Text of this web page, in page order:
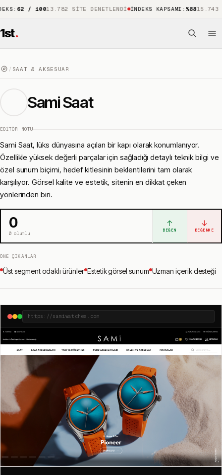
/ 100 13.782 SITE DENETLENDI İNDEKS KAPSAMI:%8815.743 ÖNE
1st.
/ SAAT & AKSESUAR
Sami Saat
EDITÖR NOTU
Sami Saat, lüks dünyasına açılan bir kapı olarak konumlanıyor.
Özellikle yüksek değerli parçalar için sağladığı detaylı teknik bilgi ve
özel sunum biçimi, hedef kitlesinin beklentilerini tam olarak
karşılıyor. Görsel kalite ve estetik, sitenin en dikkat çeken
yönlerinden biri.
0
0olumlu
↑
BEĞEN
↓
BEĞENME
ÖNE ÇIKANLAR
Üst segment odaklı ürünler Estetik görsel sunum Uzman içerik desteği
https://samiwatches.com